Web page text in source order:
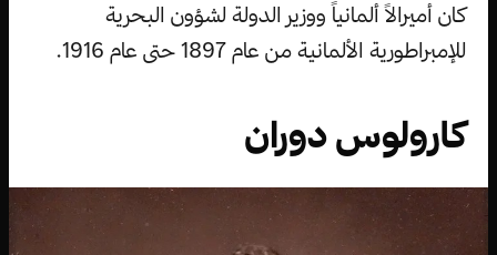
كان أميرالاً ألمانياً ووزير الدولة لشؤون البحرية
للإمبراطورية الألمانية من عام 1897 حتى عام 1916.
كارولوس دوران